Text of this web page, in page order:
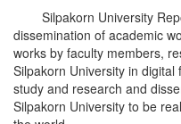
Silpakorn University
dissemination of academic
works by faculty members,
Silpakorn University in
study and research and
Silpakorn University to be